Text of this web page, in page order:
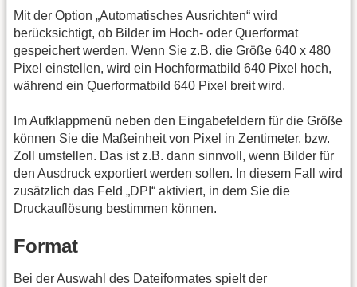
Mit der Option „Automatisches Ausrichten“ wird
berücksichtigt, ob Bilder im Hoch- oder Querformat
gespeichert werden. Wenn Sie z.B. die Größe 640 x 480
Pixel einstellen, wird ein Hochformatbild 640 Pixel hoch,
während ein Querformatbild 640 Pixel breit wird.
Im Aufklappmenü neben den Eingabefeldern für die Größe
können Sie die Maßeinheit von Pixel in Zentimeter, bzw.
Zoll umstellen. Das ist z.B. dann sinnvoll, wenn Bilder für
den Ausdruck exportiert werden sollen. In diesem Fall wird
zusätzlich das Feld „DPI“ aktiviert, in dem Sie die
Druckauflösung bestimmen können.
Format
Bei der Auswahl des Dateiformates spielt der